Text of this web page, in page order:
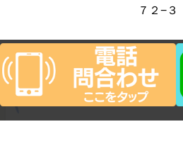
７２−３
お問合せは